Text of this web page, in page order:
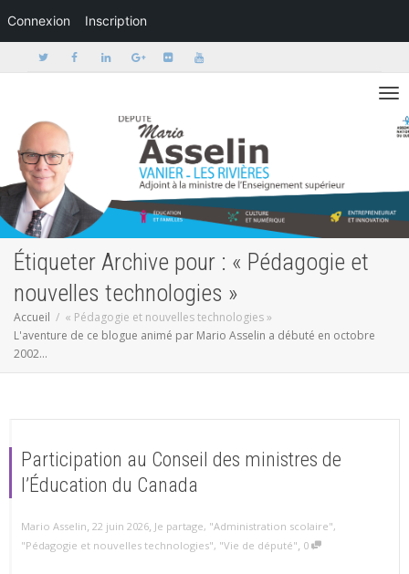
Connexion Inscription
Activer/
Étiqueter Archive pour : « Pédagogie et
nouvelles technologies »
Accueil
« Pédagogie et nouvelles technologies »
L'aventure de ce blogue animé par Mario Asselin a débuté en octobre
2002...
Participation au Conseil des ministres de
l’Éducation du Canada
Mario Asselin, 22 juin 2026, Je partage, "Administration scolaire",
"Pédagogie et nouvelles technologies", "Vie de député", 0